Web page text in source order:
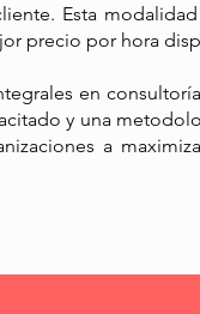
Esta
precio por hora
en
y una
a